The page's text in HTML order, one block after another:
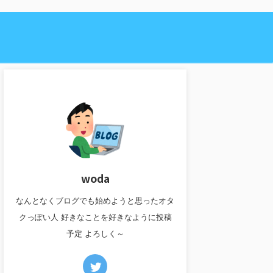
woda
なんとなくブログでも始めようと思ったオタ
クっぽい人 好きなことを好きなように投稿
予定 よろしく～